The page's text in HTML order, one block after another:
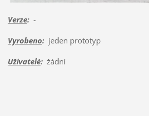
Verze:-
Vyrobeno:jeden prototyp
Uživatelé:žádní